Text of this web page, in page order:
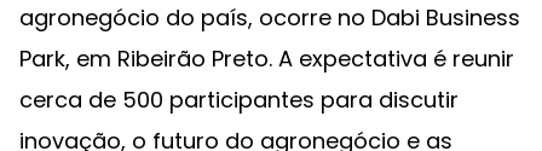
agronegócio do país, ocorre no Dabi Business
Park, em Ribeirão Preto. A expectativa é reunir
cerca de 500 participantes para discutir
inovação, o futuro do agronegócio e as